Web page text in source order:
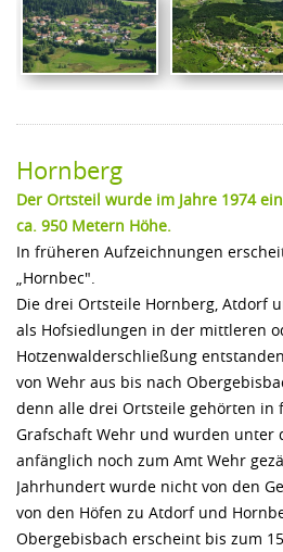
Hornberg
Der Ortsteil wurde im Jahre 1974
ca. 950 Metern Höhe.
In früheren Aufzeichnungen
„Hornbec".
Die drei Ortsteile Hornberg, Atdorf
als Hofsiedlungen in der mittleren
Hotzenwalderschließung
von Wehr aus bis nach
denn alle drei Ortsteile gehörten in
Grafschaft Wehr und wurden unter
anfänglich noch zum Amt Wehr
Jahrhundert wurde nicht von den
von den Höfen zu Atdorf und
Obergebisbach erscheint bis zum